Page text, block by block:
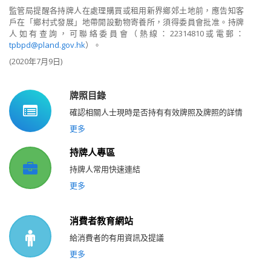
監管局提醒各持牌人在處理購買或租用新界鄉郊土地前，應告知客
戶在「鄉村式發展」地帶開設動物寄養所，須得委員會批准。持牌
人如有查詢，可聯絡委員會（熱線：22314810或電郵：
tpbpd@pland.gov.hk）。
(2020年7月9日)
牌照目錄
確認相關人士現時是否持有有效牌照及牌照的詳情
更多
持牌人專區
持牌人常用快速連結
更多
消費者教育網站
給消費者的有用資訊及提議
更多